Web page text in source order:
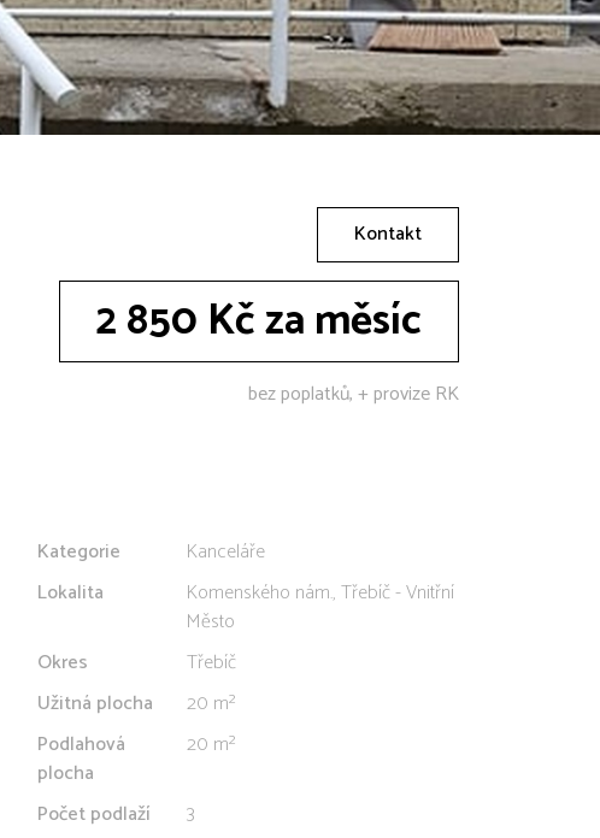
Kontakt
2 850 Kč za měsíc
bez poplatků, + provize RK
Kategorie
Kanceláře
Lokalita
Komenského nám., Třebíč - Vnitřní
Město
Okres
Třebíč
Užitná plocha
20 m²
Podlahová
plocha
20 m²
Počet podlaží
3